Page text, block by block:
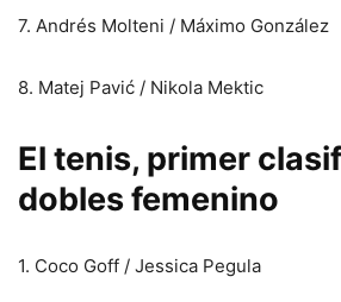
7. Andrés Molteni / Máximo González
8. Matej Pavić / Nikola Mektic
El tenis, primer
dobles femenino
1. Coco Goff / Jessica Pegula